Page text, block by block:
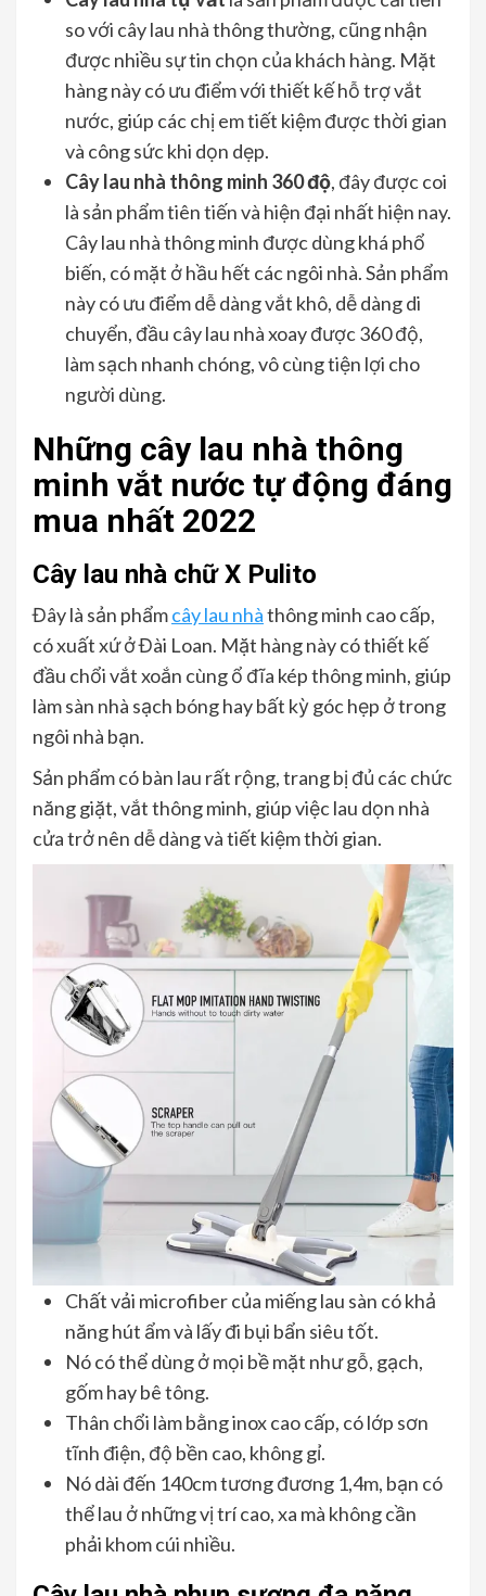
so với cây lau nhà thông thường, cũng nhận
được nhiều sự tin chọn của khách hàng. Mặt
hàng này có ưu điểm với thiết kế hỗ trợ vắt
nước, giúp các chị em tiết kiệm được thời gian
và công sức khi dọn dẹp.
Cây lau nhà thông minh 360 độ, đây được coi
là sản phẩm tiên tiến và hiện đại nhất hiện nay.
Cây lau nhà thông minh được dùng khá phổ
biến, có mặt ở hầu hết các ngôi nhà. Sản phẩm
này có ưu điểm dễ dàng vắt khô, dễ dàng di
chuyển, đầu cây lau nhà xoay được 360 độ,
làm sạch nhanh chóng, vô cùng tiện lợi cho
người dùng.
Những cây lau nhà thông
minh vắt nước tự động đáng
mua nhất 2022
Cây lau nhà chữ X Pulito
Đây là sản phẩmcây lau nhàthông minh cao cấp,
có xuất xứ ở Đài Loan. Mặt hàng này có thiết kế
đầu chổi vắt xoắn cùng ổ đĩa kép thông minh, giúp
làm sàn nhà sạch bóng hay bất kỳ góc hẹp ở trong
ngôi nhà bạn.
Sản phẩm có bàn lau rất rộng, trang bị đủ các chức
năng giặt, vắt thông minh, giúp việc lau dọn nhà
cửa trở nên dễ dàng và tiết kiệm thời gian.
Chất vải microfiber của miếng lau sàn có khả
năng hút ẩm và lấy đi bụi bẩn siêu tốt.
Nó có thể dùng ở mọi bề mặt như gỗ, gạch,
gốm hay bê tông.
Thân chổi làm bằng inox cao cấp, có lớp sơn
tĩnh điện, độ bền cao, không gỉ.
Nó dài đến 140cm tương đương 1,4m, bạn có
thể lau ở những vị trí cao, xa mà không cần
phải khom cúi nhiều.